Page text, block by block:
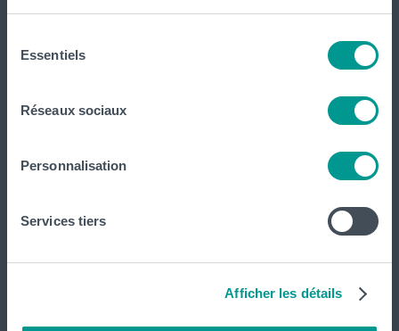
Essentiels
Réseaux sociaux
Personnalisation
Services tiers
Afficher les détails
Loverval,Mons,Montignies-sur-Sambre,Mouscronet
HELHa